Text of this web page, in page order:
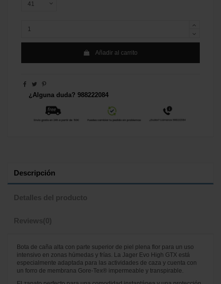
Añadir al carrito
¿Alguna duda? 988222084
Descripción
Detalles del producto
Reviews(0)
Bota de caña alta con parte superior de piel plena flor para un uso
intensivo en zonas húmedas y frías. La Jager Evo High GTX está
especialmente adaptada para las actividades de caza y cuenta con
un forro de membrana Gore-Tex® impermeable y transpirable.